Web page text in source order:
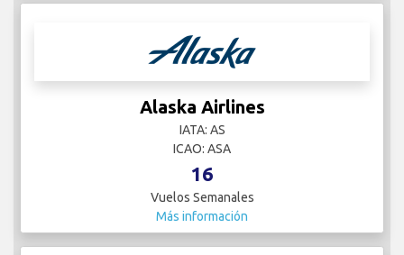
Alaska Airlines
IATA: AS
ICAO: ASA
16
Vuelos Semanales
Más información